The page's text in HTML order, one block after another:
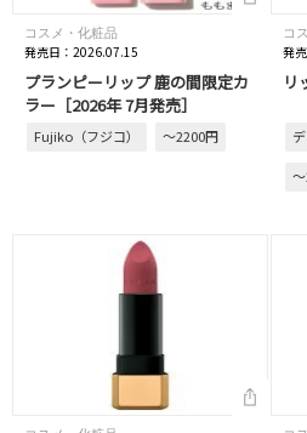
コスメ・化粧品
発売日：2026.07.15
プランピーリップ 鹿の間限定カ
ラー［2026年 7月発売］
Fujiko（フジコ） ～2200円
コ
発
リ